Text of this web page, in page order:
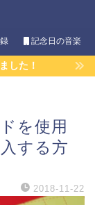
記念日の音楽
した！
を使用
する方
2018-11-22